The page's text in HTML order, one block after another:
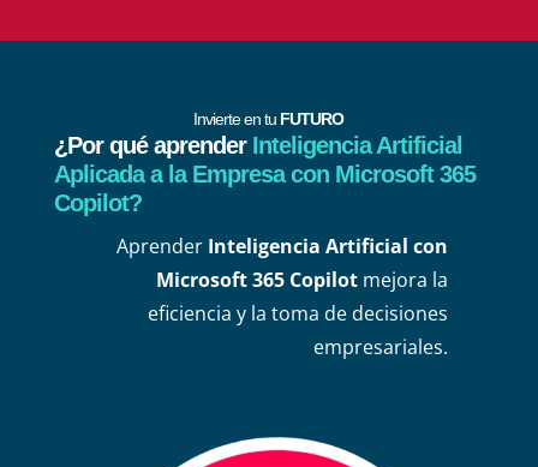
Invierte en tu FUTURO
¿Por qué aprender Inteligencia Artificial
Aplicada a la Empresa con Microsoft 365
Copilot?
Aprender Inteligencia Artificial con
Microsoft 365 Copilot mejora la
eficiencia y la toma de decisiones
empresariales.